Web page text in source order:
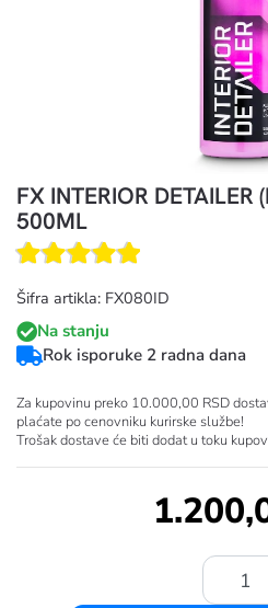
FX INTERIOR DETAILER
500ML
Šifra artikla: FX080ID
Na stanju
Rok isporuke 2 radna dana
Za kupovinu preko 10.000,00 RSD
plaćate po cenovniku kurirske službe!
Trošak dostave će biti dodat u toku
Količina: